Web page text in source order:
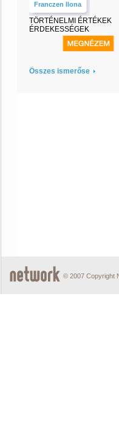
Franczen Ilona
TÖRTÉNELMI ÉRTÉKEK
ÉRDEKESSÉGEK
Összes ismerőse
© 2007 Copyright